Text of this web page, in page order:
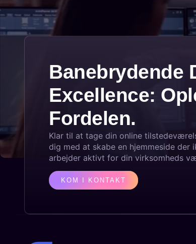
Banebrydende
Excellence:
Fordelen.
Klar til at tage din online
dig med at skabe en hjemmeside der
arbejder aktivt for din virksomheds
KOM I KONTAKT